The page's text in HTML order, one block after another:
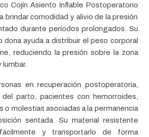
Cojín Asiento Inflable Postoperatorio
brindar comodidad y alivio de la presión
durante períodos prolongados. Su
dona ayuda a distribuir el peso corporal
reduciendo la presión sobre la zona
en recuperación postoperatoria,
parto, pacientes con hemorroides,
o molestias asociadas a la permanencia
sentada. Su material resistente
y transportarlo de forma